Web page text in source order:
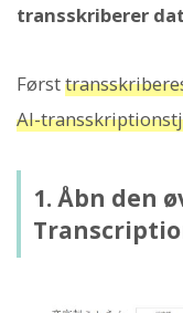
transskriberer
Først
AI-
1. Åbn den